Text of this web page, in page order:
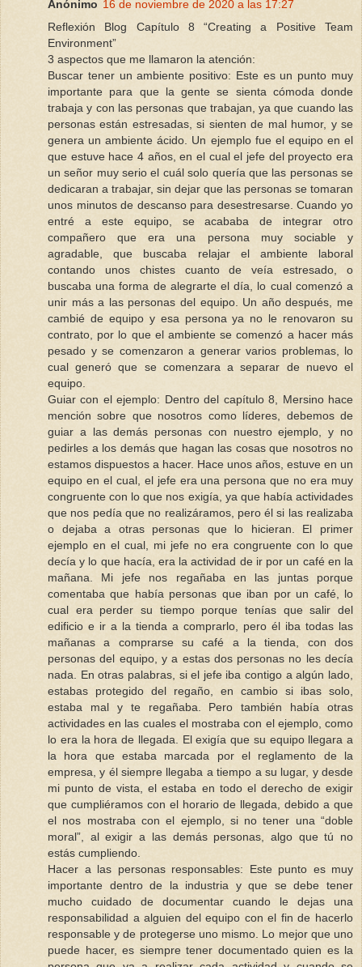
Anónimo 16 de noviembre de 2020 a las 17:27
Reflexión Blog Capítulo 8 “Creating a Positive Team
Environment”
3 aspectos que me llamaron la atención:
Buscar tener un ambiente positivo: Este es un punto muy
importante para que la gente se sienta cómoda donde
trabaja y con las personas que trabajan, ya que cuando las
personas están estresadas, si sienten de mal humor, y se
genera un ambiente ácido. Un ejemplo fue el equipo en el
que estuve hace 4 años, en el cual el jefe del proyecto era
un señor muy serio el cuál solo quería que las personas se
dedicaran a trabajar, sin dejar que las personas se tomaran
unos minutos de descanso para desestresarse. Cuando yo
entré a este equipo, se acababa de integrar otro
compañero que era una persona muy sociable y
agradable, que buscaba relajar el ambiente laboral
contando unos chistes cuanto de veía estresado, o
buscaba una forma de alegrarte el día, lo cual comenzó a
unir más a las personas del equipo. Un año después, me
cambié de equipo y esa persona ya no le renovaron su
contrato, por lo que el ambiente se comenzó a hacer más
pesado y se comenzaron a generar varios problemas, lo
cual generó que se comenzara a separar de nuevo el
equipo.
Guiar con el ejemplo: Dentro del capítulo 8, Mersino hace
mención sobre que nosotros como líderes, debemos de
guiar a las demás personas con nuestro ejemplo, y no
pedirles a los demás que hagan las cosas que nosotros no
estamos dispuestos a hacer. Hace unos años, estuve en un
equipo en el cual, el jefe era una persona que no era muy
congruente con lo que nos exigía, ya que había actividades
que nos pedía que no realizáramos, pero él si las realizaba
o dejaba a otras personas que lo hicieran. El primer
ejemplo en el cual, mi jefe no era congruente con lo que
decía y lo que hacía, era la actividad de ir por un café en la
mañana. Mi jefe nos regañaba en las juntas porque
comentaba que había personas que iban por un café, lo
cual era perder su tiempo porque tenías que salir del
edificio e ir a la tienda a comprarlo, pero él iba todas las
mañanas a comprarse su café a la tienda, con dos
personas del equipo, y a estas dos personas no les decía
nada. En otras palabras, si el jefe iba contigo a algún lado,
estabas protegido del regaño, en cambio si ibas solo,
estaba mal y te regañaba. Pero también había otras
actividades en las cuales el mostraba con el ejemplo, como
lo era la hora de llegada. El exigía que su equipo llegara a
la hora que estaba marcada por el reglamento de la
empresa, y él siempre llegaba a tiempo a su lugar, y desde
mi punto de vista, el estaba en todo el derecho de exigir
que cumpliéramos con el horario de llegada, debido a que
el nos mostraba con el ejemplo, si no tener una “doble
moral”, al exigir a las demás personas, algo que tú no
estás cumpliendo.
Hacer a las personas responsables: Este punto es muy
importante dentro de la industria y que se debe tener
mucho cuidado de documentar cuando le dejas una
responsabilidad a alguien del equipo con el fin de hacerlo
responsable y de protegerse uno mismo. Lo mejor que uno
puede hacer, es siempre tener documentado quien es la